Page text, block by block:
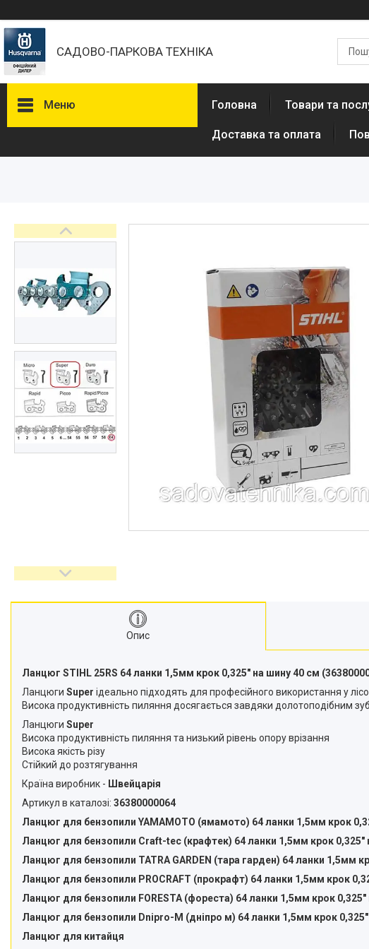
САДОВО-ПАРКОВА ТЕХНІКА
Меню
Мотокоси та тримери
Кущорізи
Роботи-газонокосарки
Культиватори
Генератори
Насоси водяні/мотопомпи
Повітродувки і садові
пилососи
Бензорізи
Подрібнювачі гілок
Райдери
Трактори газонокосарки
Аксесуари
Головна Товари та
Доставка та оплата
Опис
Ланцюг STIHL 25RS 64 ланки 1,5мм крок 0,325″ на шину 40 см
Ланцюги Super ідеально підходять для професійного використання у
Висока продуктивність пиляння досягається завдяки долотоподібним
Ланцюги Super
Висока продуктивність пиляння та низький рівень опору врізання
Висока якість різу
Стійкий до розтягування
Країна виробник - Швейцарія
Артикул в каталозі: 36380000064
Ланцюг для бензопили YAMAMOTO (ямамото) 64 ланки 1,5мм крок
Ланцюг для бензопили Craft-tec (крафтек) 64 ланки 1,5мм крок 0,325″
Ланцюг для бензопили TATRA GARDEN (тара гарден) 64 ланки 1,5мм
Ланцюг для бензопили PROCRAFT (прокрафт) 64 ланки 1,5мм крок
Ланцюг для бензопили FORESTA (фореста) 64 ланки 1,5мм крок
Ланцюг для бензопили Dnipro-M (дніпро м) 64 ланки 1,5мм крок
Ланцюг для китайця